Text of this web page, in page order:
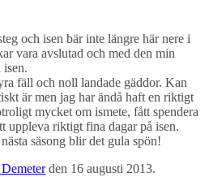
och isen bär inte längre här nere i
vara avslutad och med den min
isen.
fäll och noll landade gäddor. Kan
är men jag har ändå haft en riktigt
mycket om ismete, fått spendera
uppleva riktigt fina dagar på isen.
säsong blir det gula spön!
den 16 augusti 2013.